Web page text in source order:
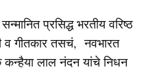
प्रसिद्ध भरतीय वरिष्ठ
व गीतकार तसचं, नवभारत
कन्हैया लाल नंदन यांचे निधन